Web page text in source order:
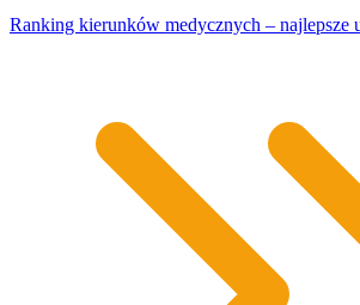
Ranking kierunków medycznych – najlepsze